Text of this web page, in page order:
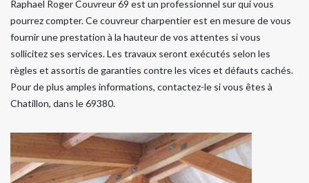
Raphael Roger Couvreur 69 est un professionnel sur qui vous
pourrez compter. Ce couvreur charpentier est en mesure de vous
fournir une prestation à la hauteur de vos attentes si vous
sollicitez ses services. Les travaux seront exécutés selon les
règles et assortis de garanties contre les vices et défauts cachés.
Pour de plus amples informations, contactez-le si vous êtes à
Chatillon, dans le 69380.